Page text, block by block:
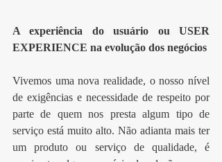
A experiência do usuário ou USER
EXPERIENCE na evolução dos negócios
Vivemos uma nova realidade, o nosso nível
de exigências e necessidade de respeito por
parte de quem nos presta algum tipo de
serviço está muito alto. Não adianta mais ter
um produto ou serviço de qualidade, é